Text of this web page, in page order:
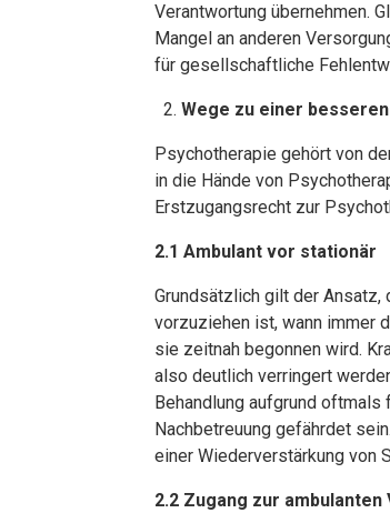
Verantwortung übernehmen.
Mangel an anderen
für gesellschaftliche
Wege zu einer
Psychotherapie gehört von
in die Hände von
Erstzugangsrecht zur
2.1 Ambulant vor stationär
Grundsätzlich gilt der
vorzuziehen ist, wann immer
sie zeitnah begonnen wird.
also deutlich verringert
Behandlung aufgrund
Nachbetreuung gefährdet
einer Wiederverstärkung von
2.2 Zugang zur